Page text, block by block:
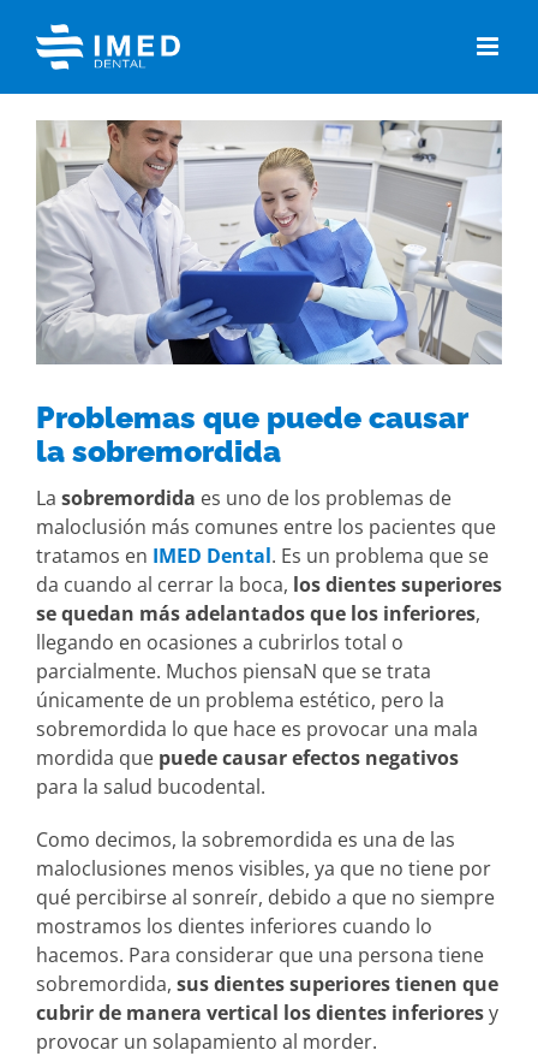
content
View
Larger
Image
Problemas que puede causar
la sobremordida
La sobremordida es uno de los problemas de
maloclusión más comunes entre los pacientes que
tratamos en IMED Dental. Es un problema que se
da cuando al cerrar la boca, los dientes superiores
se quedan más adelantados que los inferiores,
llegando en ocasiones a cubrirlos total o
parcialmente. Muchos piensaN que se trata
únicamente de un problema estético, pero la
sobremordida lo que hace es provocar una mala
mordida que puede causar efectos negativos
para la salud bucodental.
Como decimos, la sobremordida es una de las
maloclusiones menos visibles, ya que no tiene por
qué percibirse al sonreír, debido a que no siempre
mostramos los dientes inferiores cuando lo
hacemos. Para considerar que una persona tiene
sobremordida, sus dientes superiores tienen que
cubrir de manera vertical los dientes inferioresy
provocar un solapamiento al morder.